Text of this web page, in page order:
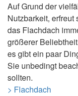
Auf Grund der
Nutzbarkeit, erfreut
das Flachdach
größerer
es gibt ein paar
Sie unbedingt
sollten.
> Flachdach